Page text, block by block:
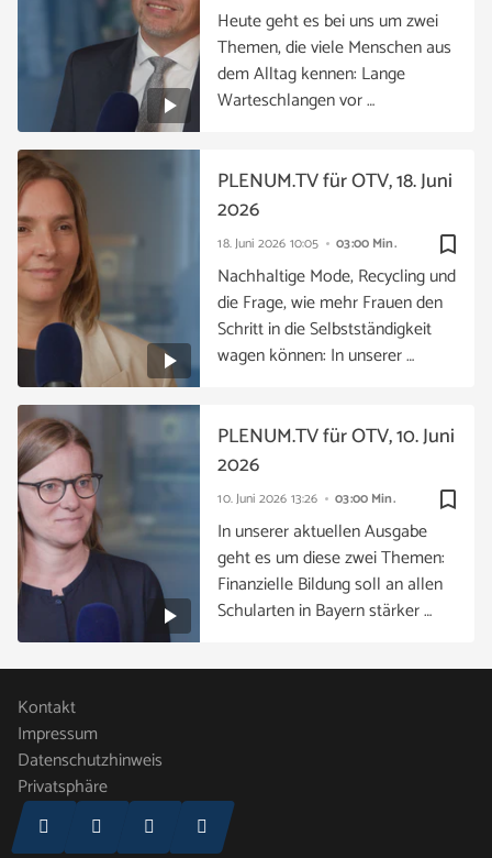
Heute geht es bei uns um zwei
Themen, die viele Menschen aus
dem Alltag kennen: Lange
Warteschlangen vor …
bookmark_border
18. Juni 2026 10:05 03:00 Min.
PLENUM.TV für OTV, 18. Juni
2026
Nachhaltige Mode, Recycling und
die Frage, wie mehr Frauen den
Schritt in die Selbstständigkeit
wagen können: In unserer …
bookmark_border
10. Juni 2026 13:26 03:00 Min.
PLENUM.TV für OTV, 10. Juni
2026
In unserer aktuellen Ausgabe
geht es um diese zwei Themen:
Finanzielle Bildung soll an allen
Schularten in Bayern stärker …
Kontakt
Impressum
Datenschutzhinweis
Privatsphäre